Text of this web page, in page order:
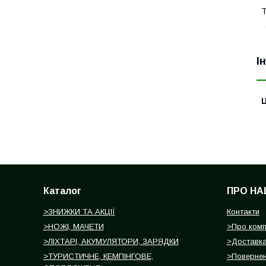
Каталог
>ЗНИЖКИ ТА АКЦІЇ
>НОЖІ, МАЧЕТИ
>ЛІХТАРІ, АКУМУЛЯТОРИ, ЗАРЯДКИ
>ТУРИСТИЧНЕ, КЕМПІНГОВЕ,
ПРО
Контакти
>Про